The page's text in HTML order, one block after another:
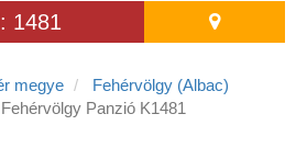
1481
megye
Fehérvölgy (Albac)
Fehérvölgy Panzió K1481